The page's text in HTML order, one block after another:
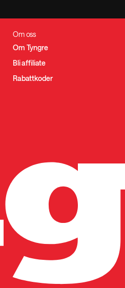
Om oss
Om Tyngre
Bli affiliate
Rabattkoder